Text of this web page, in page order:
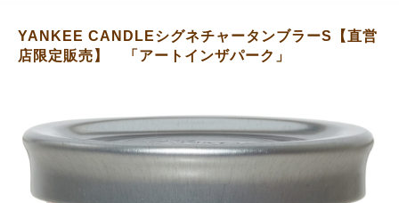
YANKEE CANDLEシグネチャータンブラーS【直営
店限定販売】 「アートインザパーク」